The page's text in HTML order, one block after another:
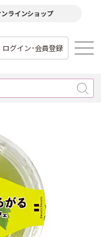
ンラインショップ
ログイン･会員登録